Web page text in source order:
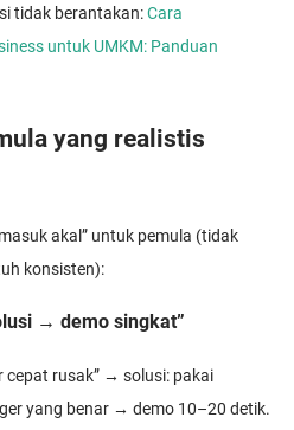
tidak berantakan:Cara
untuk UMKM: Panduan
yang realistis
akal” untuk pemula (tidak
konsisten):
→ demo singkat”
cepat rusak” → solusi: pakai
yang benar → demo 10–20 detik.